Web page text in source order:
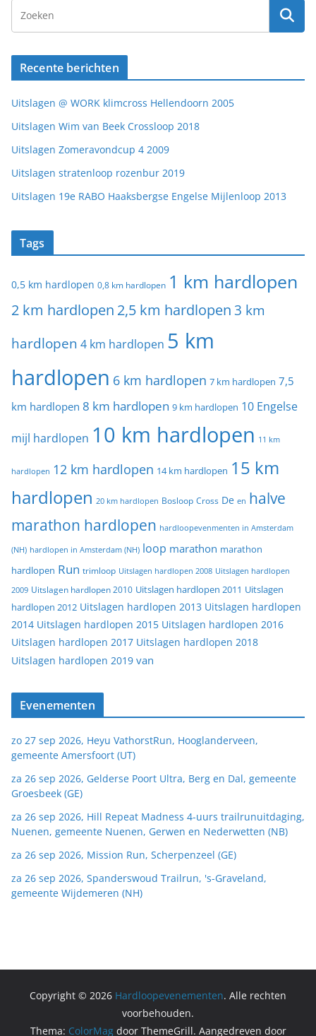
Recente berichten
Uitslagen @ WORK klimcross Hellendoorn 2005
Uitslagen Wim van Beek Crossloop 2018
Uitslagen Zomeravondcup 4 2009
Uitslagen stratenloop rozenbur 2019
Uitslagen 19e RABO Haaksbergse Engelse Mijlenloop 2013
Tags
0,5 km hardlopen 0,8 km hardlopen 1 km hardlopen
2 km hardlopen 2,5 km hardlopen 3 km
hardlopen 4 km hardlopen 5 km
hardlopen 6 km hardlopen 7 km hardlopen 7,5
km hardlopen 8 km hardlopen 9 km hardlopen 10 Engelse
mijl hardlopen 10 km hardlopen 11 km
hardlopen 12 km hardlopen 14 km hardlopen 15 km
hardlopen 20 km hardlopen Bosloop Cross De en halve
marathon hardlopen hardloopevenmenten in Amsterdam
(NH) hardlopen in Amsterdam (NH) loop marathon marathon
hardlopen Run trimloop Uitslagen hardlopen 2008 Uitslagen hardlopen
2009 Uitslagen hardlopen 2010 Uitslagen hardlopen 2011 Uitslagen
hardlopen 2012 Uitslagen hardlopen 2013 Uitslagen hardlopen
2014 Uitslagen hardlopen 2015 Uitslagen hardlopen 2016
Uitslagen hardlopen 2017 Uitslagen hardlopen 2018
Uitslagen hardlopen 2019 van
Evenementen
zo 27 sep 2026, Heyu VathorstRun, Hooglanderveen,
gemeente Amersfoort (UT)
za 26 sep 2026, Gelderse Poort Ultra, Berg en Dal, gemeente
Groesbeek (GE)
za 26 sep 2026, Hill Repeat Madness 4-uurs trailrunuitdaging,
Nuenen, gemeente Nuenen, Gerwen en Nederwetten (NB)
za 26 sep 2026, Mission Run, Scherpenzeel (GE)
za 26 sep 2026, Spanderswoud Trailrun, 's-Graveland,
gemeente Wijdemeren (NH)
Copyright © 2026 Hardloopevenementen. Alle rechten
voorbehouden.
Thema: ColorMagdoor ThemeGrill. Aangedreven door